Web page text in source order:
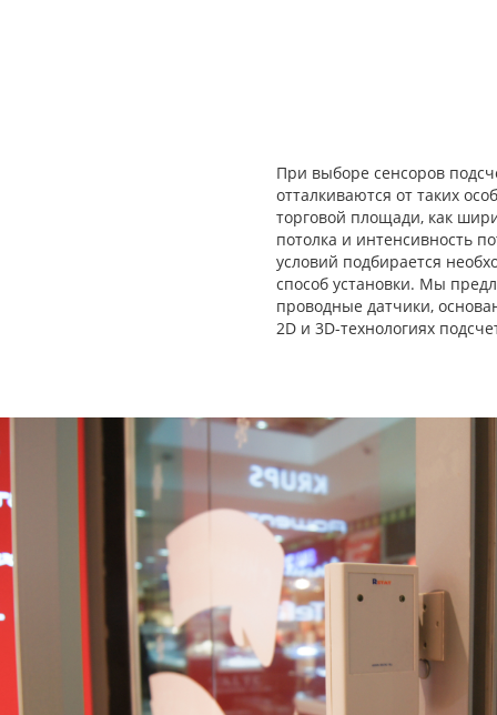
При выборе сенсоров
отталкиваются от таких
торговой площади, как
потолка и интенсивность
условий подбирается
способ установки. Мы
проводные датчики,
2D и 3D-технологиях